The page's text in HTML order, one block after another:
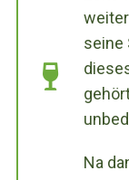
seine
Na